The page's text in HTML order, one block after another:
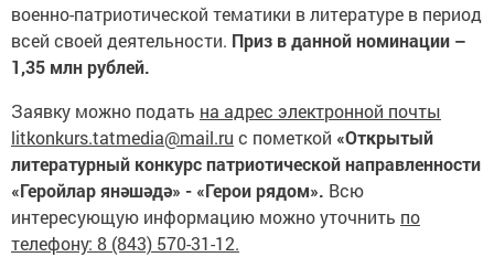
военно-патриотической тематики в литературе в период
всей своей деятельности. Приз в данной номинации –
1,35 млн рублей.
Заявку можно подать на адрес электронной почты
litkonkurs.tatmedia@mail.ru с пометкой «Открытый
литературный конкурс патриотической направленности
«Геройлар янәшәдә» - «Герои рядом». Всю
интересующую информацию можно уточнить по
телефону: 8 (843) 570-31-12.